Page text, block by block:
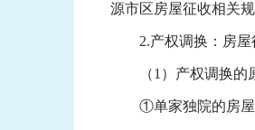
源市区房屋征收相关
2.产权调换：房屋征
（1）产权调换的原
①单家独院的房屋按